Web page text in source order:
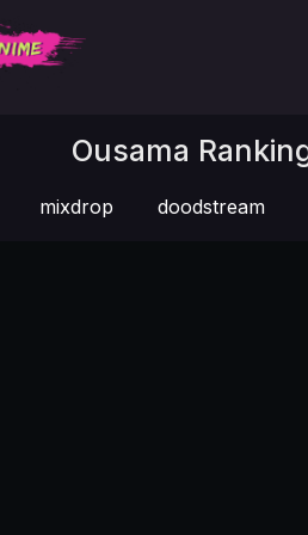
Ousama
mixdrop doodstream